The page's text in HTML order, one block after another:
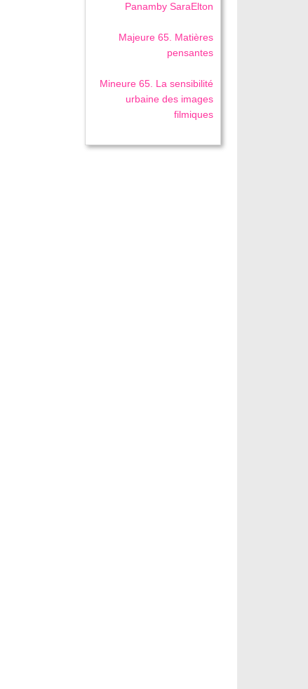
Panamby SaraElton
Majeure 65. Matières
pensantes
Mineure 65. La sensibilité
urbaine des images
filmiques